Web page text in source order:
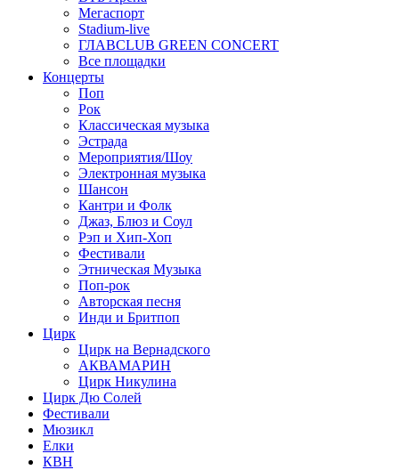
Мегаспорт
Stadium-live
ГЛАВCLUB GREEN CONCERT
Все площадки
Концерты
Поп
Рок
Классическая музыка
Эстрада
Мероприятия/Шоу
Электронная музыка
Шансон
Кантри и Фолк
Джаз, Блюз и Соул
Рэп и Хип-Хоп
Фестивали
Этническая Музыка
Поп-рок
Авторская песня
Инди и Бритпоп
Цирк
Цирк на Вернадского
АКВАМАРИН
Цирк Никулина
Цирк Дю Солей
Фестивали
Мюзикл
Елки
КВН